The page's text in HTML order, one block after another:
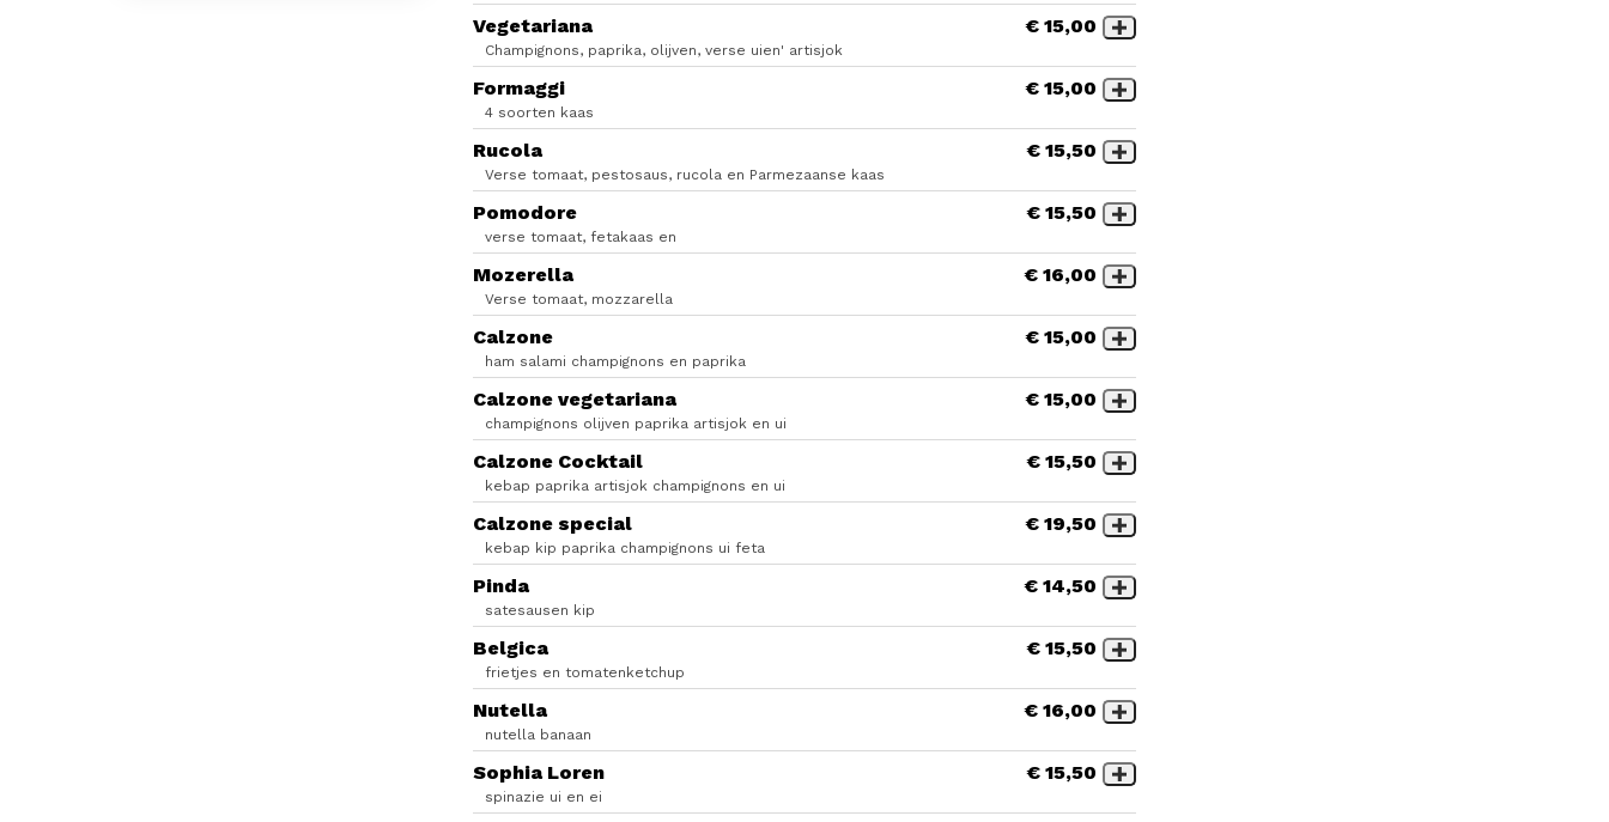
Vegetariana
Champignons, paprika, olijven, verse uien' artisjok
€ 15,00
Formaggi
4 soorten kaas
€ 15,00
Rucola
Verse tomaat, pestosaus, rucola en Parmezaanse kaas
€ 15,50
Pomodore
verse tomaat, fetakaas en
€ 15,50
Mozerella
Verse tomaat, mozzarella
€ 16,00
Calzone
ham salami champignons en paprika
€ 15,00
Calzone vegetariana
champignons olijven paprika artisjok en ui
€ 15,00
Calzone Cocktail
kebap paprika artisjok champignons en ui
€ 15,50
Calzone special
kebap kip paprika champignons ui feta
€ 19,50
Pinda
satesausen kip
€ 14,50
Belgica
frietjes en tomatenketchup
€ 15,50
Nutella
nutella banaan
€ 16,00
Sophia Loren
spinazie ui en ei
€ 15,50